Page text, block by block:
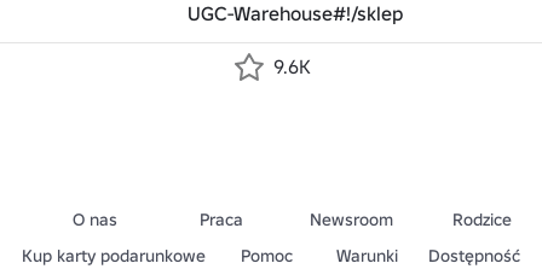
UGC-Warehouse#!/sklep
9.6K
O nas Praca Newsroom
Rodzice
Kup karty podarunkowe
Pomoc Warunki Dostępność